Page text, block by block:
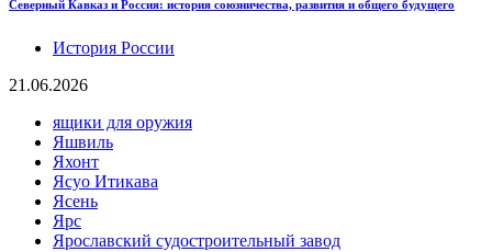
Северный Кавказ и Россия: история союзничества, развития и общего будущего
История России
21.06.2026
ящики для оружия
Яшвиль
Яхонт
Ясуо Итикава
Ясень
Ярс
Ярославский судостроительный завод